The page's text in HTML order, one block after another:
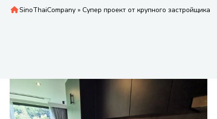
SinoThaiCompany » Супер проект от крупного застройщика